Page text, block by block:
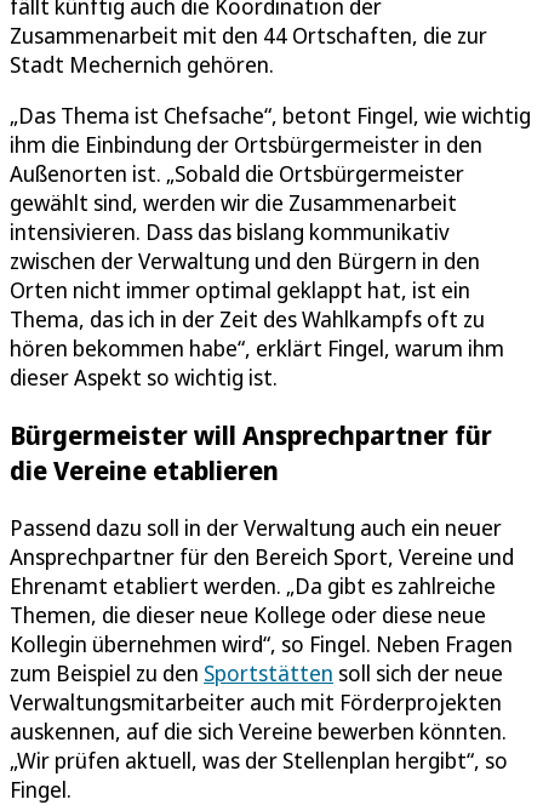
fällt künftig auch die Koordination der
Zusammenarbeit mit den 44 Ortschaften, die zur
Stadt Mechernich gehören.
„Das Thema ist Chefsache“, betont Fingel, wie wichtig
ihm die Einbindung der Ortsbürgermeister in den
Außenorten ist. „Sobald die Ortsbürgermeister
gewählt sind, werden wir die Zusammenarbeit
intensivieren. Dass das bislang kommunikativ
zwischen der Verwaltung und den Bürgern in den
Orten nicht immer optimal geklappt hat, ist ein
Thema, das ich in der Zeit des Wahlkampfs oft zu
hören bekommen habe“, erklärt Fingel, warum ihm
dieser Aspekt so wichtig ist.
Bürgermeister will Ansprechpartner für
die Vereine etablieren
Passend dazu soll in der Verwaltung auch ein neuer
Ansprechpartner für den Bereich Sport, Vereine und
Ehrenamt etabliert werden. „Da gibt es zahlreiche
Themen, die dieser neue Kollege oder diese neue
Kollegin übernehmen wird“, so Fingel. Neben Fragen
zum Beispiel zu den Sportstätten soll sich der neue
Verwaltungsmitarbeiter auch mit Förderprojekten
auskennen, auf die sich Vereine bewerben könnten.
„Wir prüfen aktuell, was der Stellenplan hergibt“, so
Fingel.